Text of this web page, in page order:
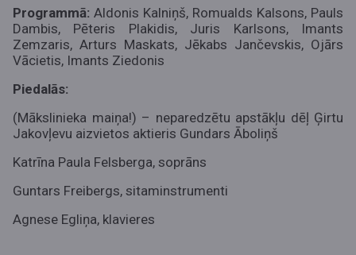
Programmā: Aldonis Kalniņš, Romualds Kalsons, Pauls
Dambis, Pēteris Plakidis, Juris Karlsons, Imants
Zemzaris, Arturs Maskats, Jēkabs Jančevskis, Ojārs
Vācietis, Imants Ziedonis
Piedalās:
(Mākslinieka maiņa!) – neparedzētu apstākļu dēļ Ģirtu
Jakovļevu aizvietos aktieris Gundars Āboliņš
Katrīna Paula Felsberga, soprāns
Guntars Freibergs, sitaminstrumenti
Agnese Egliņa, klavieres